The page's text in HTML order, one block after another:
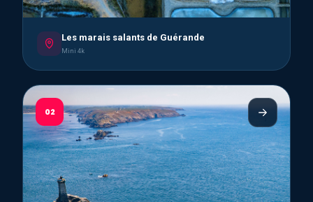
Les marais salants de Guérande
Mini 4k
02